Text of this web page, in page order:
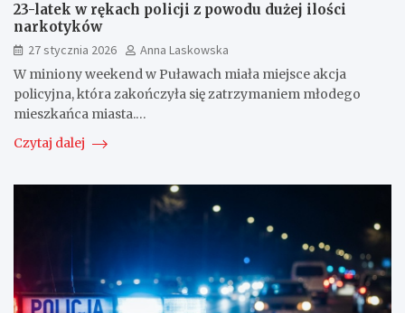
23-latek w rękach policji z powodu dużej ilości
narkotyków
27 stycznia 2026
Anna Laskowska
W miniony weekend w Puławach miała miejsce akcja
policyjna, która zakończyła się zatrzymaniem młodego
mieszkańca miasta.…
Czytaj dalej